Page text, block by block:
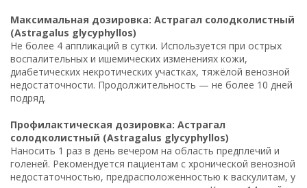
Максимальная дозировка: Астрагал солодколистный
(Astragalus glycyphyllos)
Не более 4 аппликаций в сутки. Используется при острых
воспалительных и ишемических изменениях кожи,
диабетических некротических участках, тяжёлой венозной
недостаточности. Продолжительность — не более 10 дней
подряд.
Профилактическая дозировка: Астрагал
солодколистный (Astragalus glycyphyllos)
Наносить 1 раз в день вечером на область предплечий и
голеней. Рекомендуется пациентам с хронической венозной
недостаточностью, предрасположенностью к васкулитам, у